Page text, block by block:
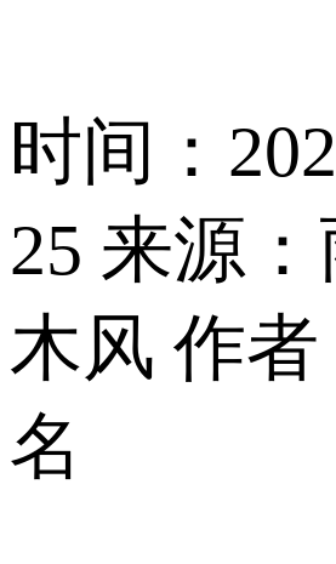
时间：
25 来源
木风 作者
名